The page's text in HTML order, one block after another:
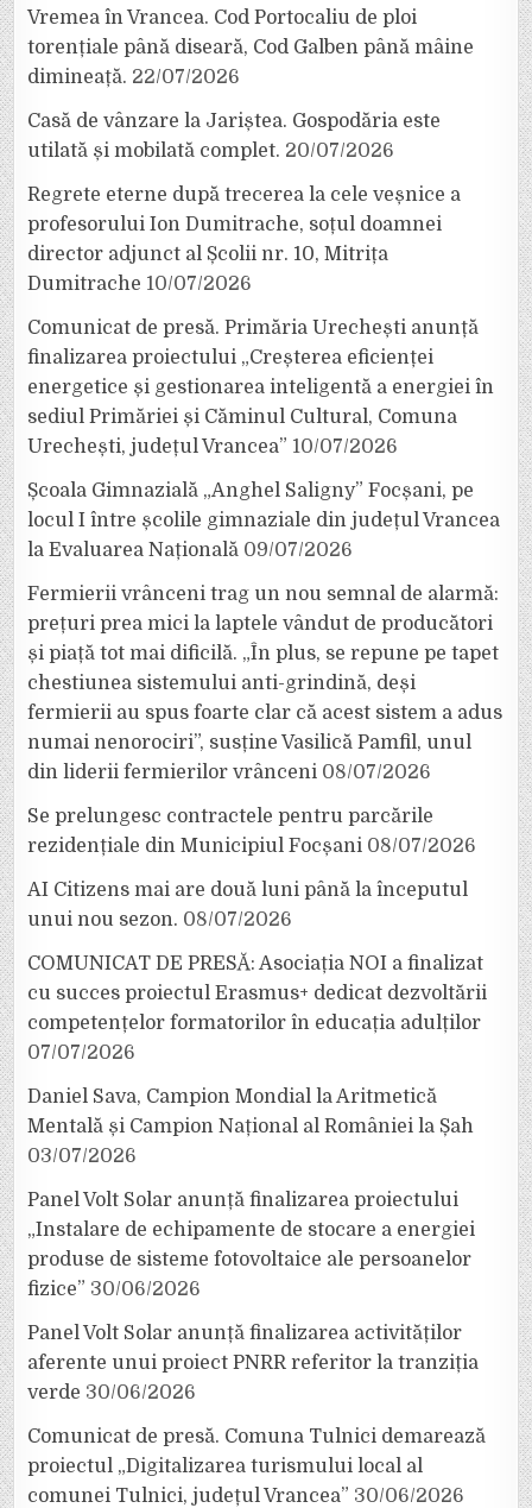
Vremea în Vrancea. Cod Portocaliu de ploi
torențiale până diseară, Cod Galben până mâine
dimineață. 22/07/2026
Casă de vânzare la Jariștea. Gospodăria este
utilată și mobilată complet. 20/07/2026
Regrete eterne după trecerea la cele veșnice a
profesorului Ion Dumitrache, soțul doamnei
director adjunct al Școlii nr. 10, Mitrița
Dumitrache 10/07/2026
Comunicat de presă. Primăria Urechești anunță
finalizarea proiectului „Creșterea eficienței
energetice și gestionarea inteligentă a energiei în
sediul Primăriei și Căminul Cultural, Comuna
Urechești, județul Vrancea” 10/07/2026
Școala Gimnazială „Anghel Saligny” Focșani, pe
locul I între școlile gimnaziale din județul Vrancea
la Evaluarea Națională 09/07/2026
Fermierii vrânceni trag un nou semnal de alarmă:
prețuri prea mici la laptele vândut de producători
și piață tot mai dificilă. „În plus, se repune pe tapet
chestiunea sistemului anti-grindină, deși
fermierii au spus foarte clar că acest sistem a adus
numai nenorociri”, susține Vasilică Pamfil, unul
din liderii fermierilor vrânceni 08/07/2026
Se prelungesc contractele pentru parcările
rezidențiale din Municipiul Focșani 08/07/2026
AI Citizens mai are două luni până la începutul
unui nou sezon. 08/07/2026
COMUNICAT DE PRESĂ: Asociația NOI a finalizat
cu succes proiectul Erasmus+ dedicat dezvoltării
competențelor formatorilor în educația adulților
07/07/2026
Daniel Sava, Campion Mondial la Aritmetică
Mentală și Campion Național al României la Șah
03/07/2026
Panel Volt Solar anunță finalizarea proiectului
„Instalare de echipamente de stocare a energiei
produse de sisteme fotovoltaice ale persoanelor
fizice” 30/06/2026
Panel Volt Solar anunță finalizarea activităților
aferente unui proiect PNRR referitor la tranziția
verde 30/06/2026
Comunicat de presă. Comuna Tulnici demarează
proiectul „Digitalizarea turismului local al
comunei Tulnici, județul Vrancea” 30/06/2026